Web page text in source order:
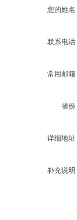
您的姓名
联系电话
常用邮箱
省份
详细地址
补充说明